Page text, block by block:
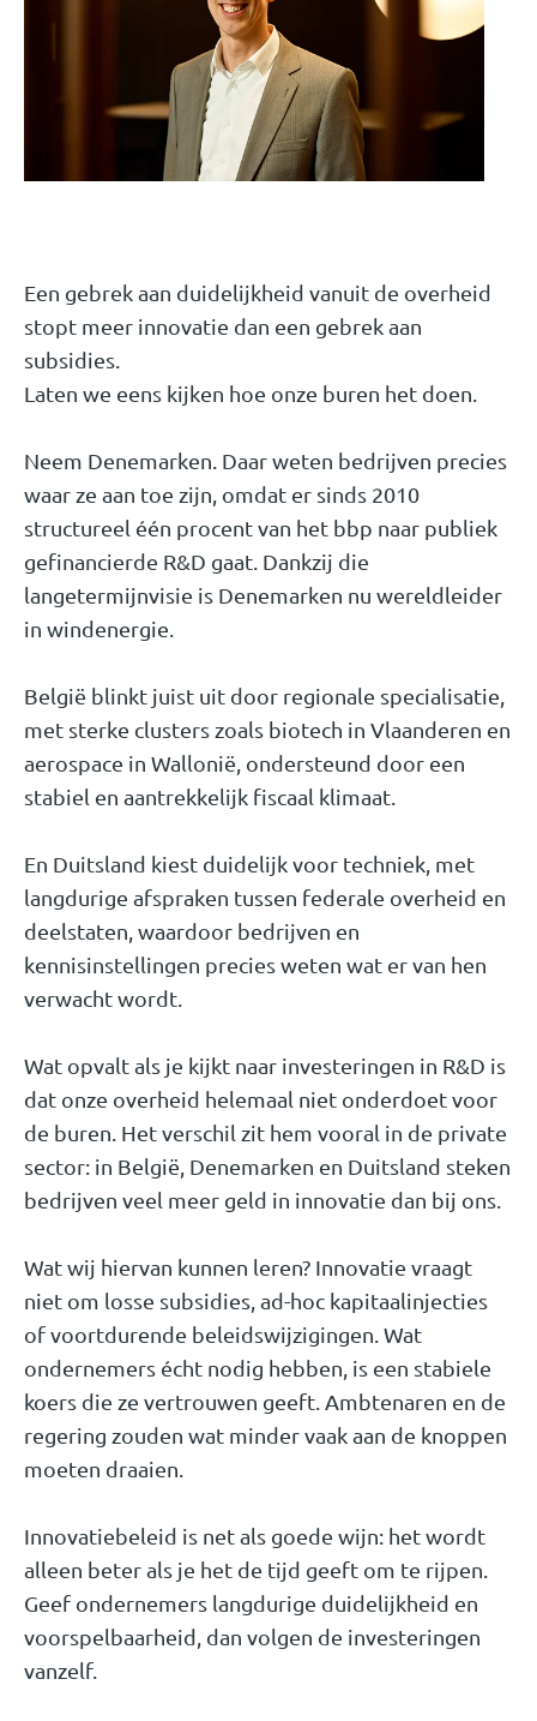
Een gebrek aan duidelijkheid vanuit de overheid
stopt meer innovatie dan een gebrek aan
subsidies.
Laten we eens kijken hoe onze buren het doen.
Neem Denemarken. Daar weten bedrijven precies
waar ze aan toe zijn, omdat er sinds 2010
structureel één procent van het bbp naar publiek
gefinancierde R&D gaat. Dankzij die
langetermijnvisie is Denemarken nu wereldleider
in windenergie.
België blinkt juist uit door regionale specialisatie,
met sterke clusters zoals biotech in Vlaanderen en
aerospace in Wallonië, ondersteund door een
stabiel en aantrekkelijk fiscaal klimaat.
En Duitsland kiest duidelijk voor techniek, met
langdurige afspraken tussen federale overheid en
deelstaten, waardoor bedrijven en
kennisinstellingen precies weten wat er van hen
verwacht wordt.
Wat opvalt als je kijkt naar investeringen in R&D is
dat onze overheid helemaal niet onderdoet voor
de buren. Het verschil zit hem vooral in de private
sector: in België, Denemarken en Duitsland steken
bedrijven veel meer geld in innovatie dan bij ons.
Wat wij hiervan kunnen leren? Innovatie vraagt
niet om losse subsidies, ad-hoc kapitaalinjecties
of voortdurende beleidswijzigingen. Wat
ondernemers écht nodig hebben, is een stabiele
koers die ze vertrouwen geeft. Ambtenaren en de
regering zouden wat minder vaak aan de knoppen
moeten draaien.
Innovatiebeleid is net als goede wijn: het wordt
alleen beter als je het de tijd geeft om te rijpen.
Geef ondernemers langdurige duidelijkheid en
voorspelbaarheid, dan volgen de investeringen
vanzelf.